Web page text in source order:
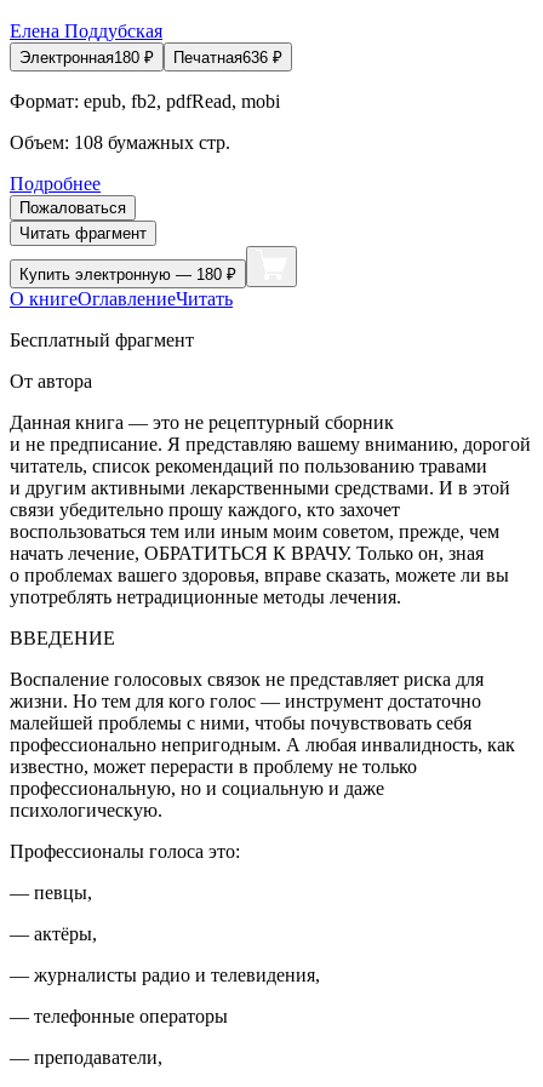
Елена Поддубская
Электронная180 ₽ Печатная636 ₽
Формат: epub, fb2, pdfRead, mobi
Объем: 108 бумажных стр.
Подробнее
Пожаловаться
Читать фрагмент
Купить электронную — 180 ₽
О книгеОглавлениеЧитать
Бесплатный фрагмент
От автора
Данная книга — это не рецептурный сборник
и не предписание. Я представляю вашему вниманию, дорогой
читатель, список рекомендаций по пользованию травами
и другим активными лекарственными средствами. И в этой
связи убедительно прошу каждого, кто захочет
воспользоваться тем или иным моим советом, прежде, чем
начать лечение, ОБРАТИТЬСЯ К ВРАЧУ. Только он, зная
о проблемах вашего здоровья, вправе сказать, можете ли вы
употреблять нетрадиционные методы лечения.
ВВЕДЕНИЕ
Воспаление голосовых связок не представляет риска для
жизни. Но тем для кого голос — инструмент достаточно
малейшей проблемы с ними, чтобы почувствовать себя
профессионально непригодным. А любая инвалидность, как
известно, может перерасти в проблему не только
профессиональную, но и социальную и даже
психологическую.
Профессионалы голоса это:
— певцы,
— актёры,
— журналисты радио и телевидения,
— телефонные операторы
— преподаватели,